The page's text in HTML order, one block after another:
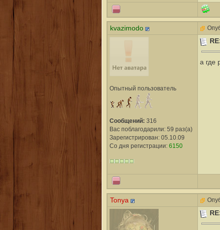
kvazimodo
Опытный пользователь
Сообщений: 316
Вас поблагодарили: 59 раз(а)
Зарегистрирован: 05.10.09
Со дня регистрации: 6150
а где
Tonya